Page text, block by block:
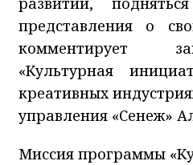
представления о
комментирует
«Культурная
креативных
управления «Сенеж»
Миссия программы